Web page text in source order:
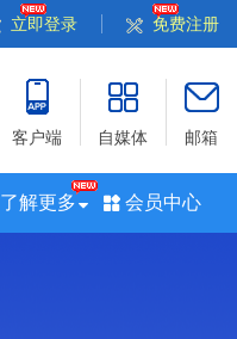
立即登录 免费注册
客户端 自媒体 邮箱
了解更多 会员中心